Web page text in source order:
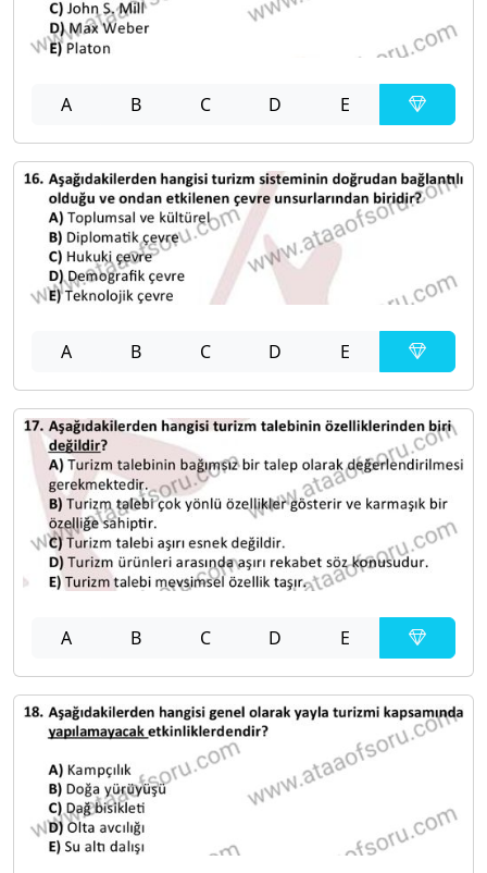
A B C D E
A B C D E
A B C D E